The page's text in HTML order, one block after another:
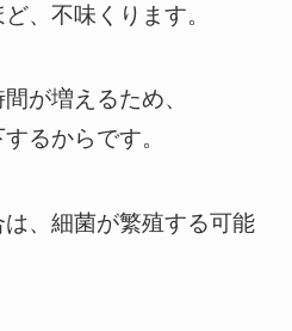
、不味くります。
が増えるため、
るからです。
、細菌が繁殖する可能